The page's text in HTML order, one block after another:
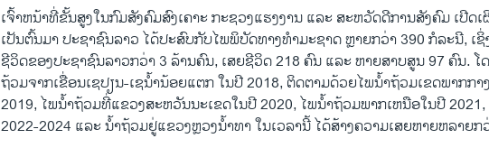
ເຈົ້າຫນ້າທີ່ຂັ້ນສູງໃນກົມສັງຄົມສົງເຄາະ ກະຊວງແຮງງານ ແລະ ສະຫວັດດີການສັງຄົມ ເປີດ
ເປັນຕົ້ນມາ ປະຊາຊົນລາວ ໄດ້ປະສົບກັບໄພພິບັດທາງທໍາມະຊາດ ຫຼາຍກວ່າ 390 ກໍລະນີ, ເ
ຊີວິດຂອງປະຊາຊົນລາວກວ່າ 3 ລ້ານຄົນ, ເສຍຊີວິດ 218 ຄົນ ແລະ ຫາຍສາບສູນ 97 ຄົນ. ໂ
ຖ້ວມຈາກເຂື່ອນເຊປຽນ-ເຊນໍ້ານ້ອຍແຕກ ໃນປີ 2018, ຕິດຕາມດ້ວຍໄພນໍ້າຖ້ວມເຂດພາກກ
2019, ໄພນໍ້າຖ້ວມທີ່ແຂວງສະຫວັນນະເຂດໃນປີ 2020, ໄພນໍ້າຖ້ວມພາກເຫນືອໃນປີ
2022-2024 ແລະ ນໍ້າຖ້ວມຢູ່ແຂວງຫຼວງນ້ຳທາ ໃນເວລານີ້ ໄດ້ສ້າງຄວາມເສຍຫາຍຫລາຍກ